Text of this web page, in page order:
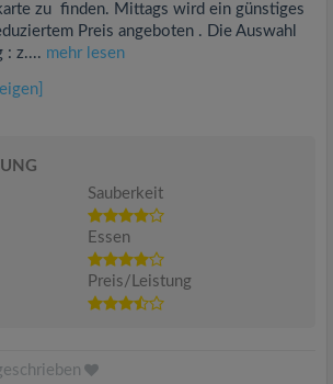
zu finden. Mittags wird ein günstiges
Preis angeboten . Die Auswahl
: z.... mehr lesen
Sauberkeit
Essen
Preis/Leistung